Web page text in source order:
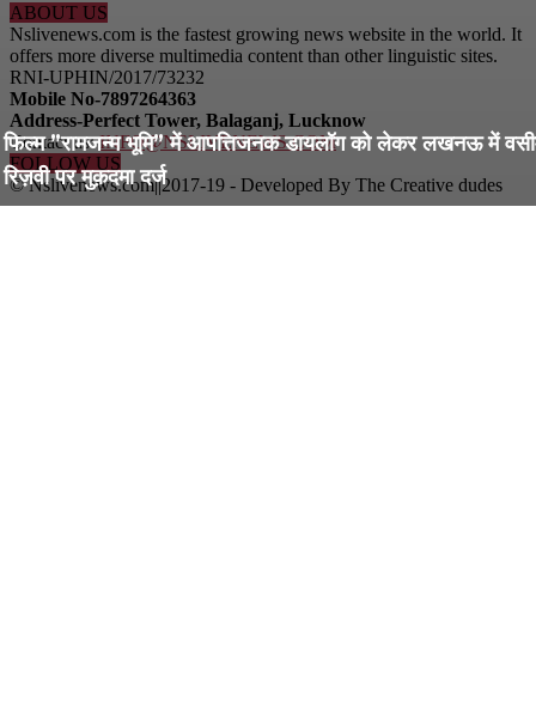
फिल्म ”रामजन्म भूमि” में आपत्तिजनक डायलॉग को लेकर लखनऊ में
रिज़वी पर मुक़दमा दर्ज
ABOUT US
Nslivenews.com is the fastest growing news website in the world. It
offers more diverse multimedia content than other linguistic sites.
RNI-UPHIN/2017/73232
Mobile No-7897264363
Address-Perfect Tower, Balaganj, Lucknow
Contact us:INFO@NSLIVENEWS.COM
FOLLOW US
© Nslivenews.com||2017-19 - Developed By The Creative dudes